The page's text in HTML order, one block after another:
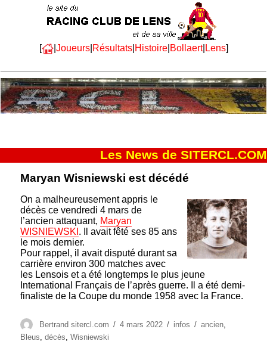
[ | Joueurs| Résultats| Histoire| Bollaert| Lens]
Les News de SITERCL.COM
Maryan Wisniewski est décédé
On a malheureusement appris le
décès ce vendredi 4 mars de
l’ancien attaquant, Maryan
WISNIEWSKI . Il avait fêté ses 85 ans
le mois dernier.
Pour rappel, il avait disputé durant sa
carrière environ 300 matches avec
les Lensois et a été longtemps le plus jeune
International Français de l’après guerre. Il a été demi-
finaliste de la Coupe du monde 1958 avec la France.
Auteur
Bertrand sitercl.com
Publié
4 mars 2022 Catégories
infos Étiquettes
ancien
Bleus,décès,Wisniewski